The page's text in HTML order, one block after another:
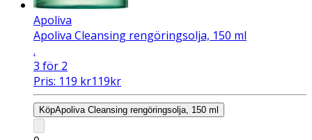
Apoliva
Apoliva Cleansing rengöringsolja, 150 ml
.
3 för 2
Pris: 119 kr119kr
KöpApoliva Cleansing rengöringsolja, 150 ml